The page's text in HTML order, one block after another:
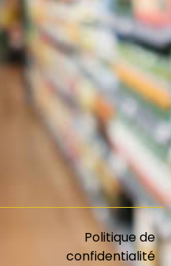
Politique de
confidentialité